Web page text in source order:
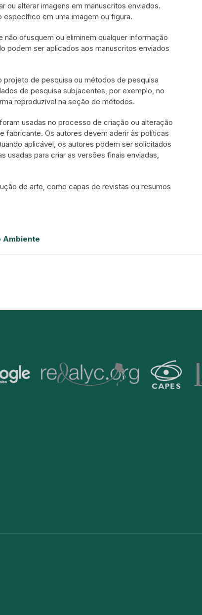
ou alterar imagens em manuscritos enviados.
específico em uma imagem ou figura.
ofusquem ou eliminem qualquer informação
podem ser aplicados aos manuscritos enviados
de pesquisa ou métodos de pesquisa
de pesquisa subjacentes, por exemplo, no
reproduzível na seção de métodos.
usadas no processo de criação ou alteração
fabricante. Os autores devem aderir às políticas
aplicável, os autores podem ser solicitados
para criar as versões finais enviadas,
de arte, como capas de revistas ou resumos
Ambiente